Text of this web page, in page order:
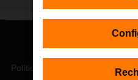
©
Accesibilidad
Lectura
Política de privacidad
Política